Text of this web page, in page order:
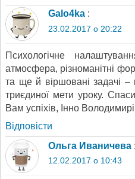
Galo4ka :
23.02.2017 о 20:22
Психологічне
атмосфера, різноманітні
та ще й віршовані задачі
триєдиної мети уроку.
Вам успіхів, Інно
Відповіcти
Ольга Иваничева :
12.02.2017 о 10:43